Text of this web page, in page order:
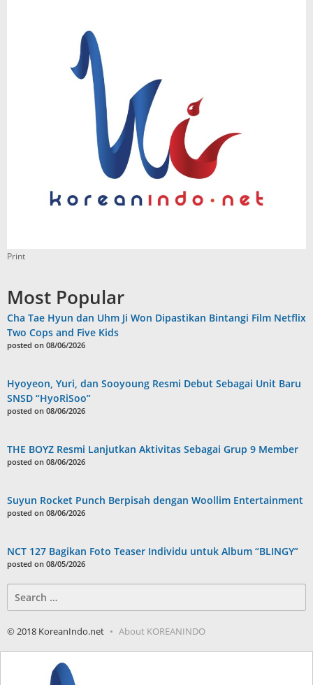
Print
Most Popular
Cha Tae Hyun dan Uhm Ji Won Dipastikan Bintangi Film Netflix
Two Cops and Five Kids
posted on 08/06/2026
Hyoyeon, Yuri, dan Sooyoung Resmi Debut Sebagai Unit Baru
SNSD “HyoRiSoo”
posted on 08/06/2026
THE BOYZ Resmi Lanjutkan Aktivitas Sebagai Grup 9 Member
posted on 08/06/2026
Suyun Rocket Punch Berpisah dengan Woollim Entertainment
posted on 08/06/2026
NCT 127 Bagikan Foto Teaser Individu untuk Album “BLINGY”
posted on 08/05/2026
for:
© 2018 KoreanIndo.net About KOREANINDO